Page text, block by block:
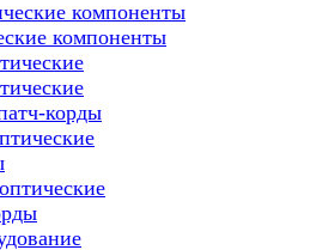
компоненты
корды